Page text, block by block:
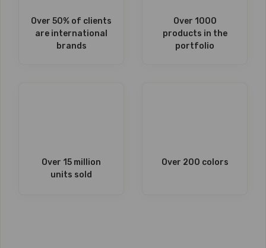
Over 50% of clients
are international
brands
Over 1000
products in the
portfolio
Over 15 million
units sold
Over 200 colors